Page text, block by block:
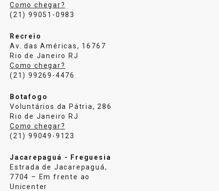
Como chegar?
(21) 99051-0983
Recreio
Av. das Américas, 16767
Rio de Janeiro RJ
Como chegar?
(21) 99269-4476
Botafogo
Voluntários da Pátria, 286
Rio de Janeiro RJ
Como chegar?
(21) 99049-9123
Jacarepaguá - Freguesia
Estrada de Jacarepaguá,
7704 – Em frente ao
Unicenter